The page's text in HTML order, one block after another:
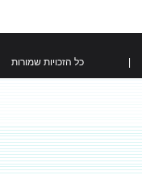
כל הזכויות שמורות